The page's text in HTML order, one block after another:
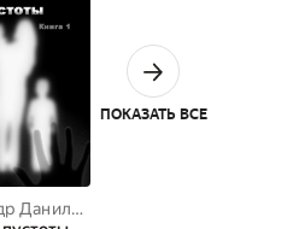
,Ольга Лобышева
Александр Данилов
ПОКАЗАТЬ ВСЕ